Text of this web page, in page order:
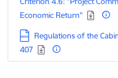
Economic Return"
Lejupielādēt:
Regulations of the
407